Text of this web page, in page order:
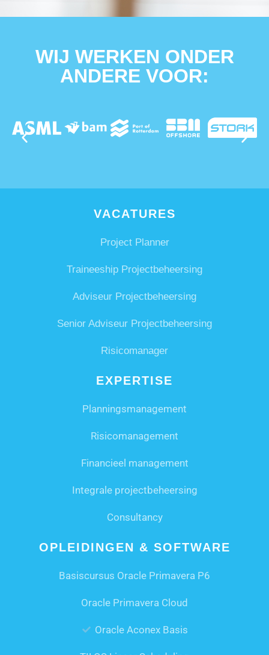
WIJ WERKEN ONDER
ANDERE VOOR:
VACATURES
Project Planner
Traineeship Projectbeheersing
Adviseur Projectbeheersing
Senior Adviseur Projectbeheersing
Risicomanager
EXPERTISE
Planningsmanagement
Risicomanagement
Financieel management
Integrale projectbeheersing
Consultancy
OPLEIDINGEN & SOFTWARE
Basiscursus Oracle Primavera P6
Oracle Primavera Cloud
Oracle Aconex Basis